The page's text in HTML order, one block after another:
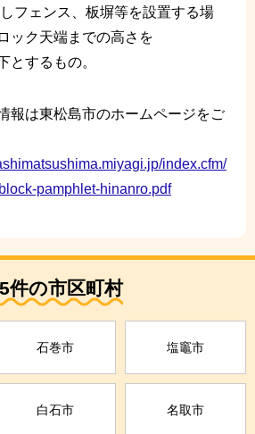
フェンス、板塀等を設置する場
ック天端までの高さを
とするもの。
報は東松島市のホームページをご
index.cfm/
pamphlet-hinanro.pdf
件の市区町村
石巻市 塩竈市
白石市 名取市